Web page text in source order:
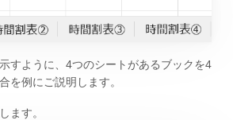
すように、4つのシートがあるブックを4
を例にご説明します。
します。